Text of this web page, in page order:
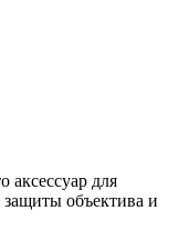
аксессуар для
защиты объектива и